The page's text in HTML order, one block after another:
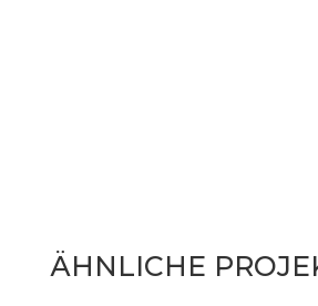
ÄHNLICHE